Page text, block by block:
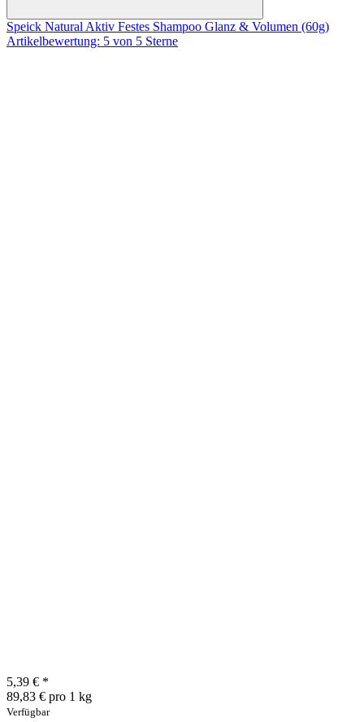
Speick Natural Aktiv Festes Shampoo Glanz & Volumen (60g)
Artikelbewertung: 5 von 5 Sterne
5,39 € *
89,83 € pro 1 kg
Verfügbar